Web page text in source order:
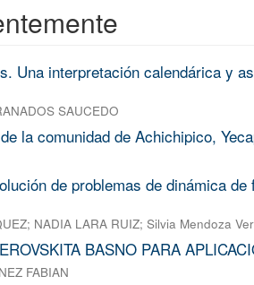
Una interpretación calendárica y
SAUCEDO
la comunidad de Achichipico,
de problemas de dinámica
; NADIA LARA RUIZ; Silvia Mendoza
BASNO PARA
FABIAN